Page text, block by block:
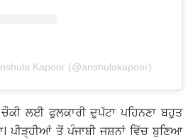
Kapoor (@anshulakapoor)
ਲਈ ਫੁਲਕਾਰੀ ਦੁਪੱਟਾ ਪਹਿਨਣਾ ਬਹੁਤ
ਤੋਂ ਪੰਜਾਬੀ ਜਸ਼ਨਾਂ ਵਿੱਚ ਬੁਣਿਆ